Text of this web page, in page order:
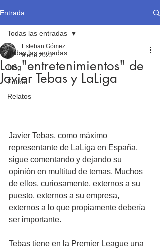
Entrada
Todas las entradas
Blog
Fútbol
Relatos
Todas las entradas
Los "entretenimientos" de
Javier Tebas y LaLiga
Esteban Gómez
9 ene 2023
Javier Tebas, como máximo
representante de LaLiga en España,
sigue comentando y dejando su
opinión en multitud de temas. Muchos
de ellos, curiosamente, externos a su
puesto, externos a su empresa,
externos a lo que propiamente debería
ser importante.
Tebas tiene en la Premier League una